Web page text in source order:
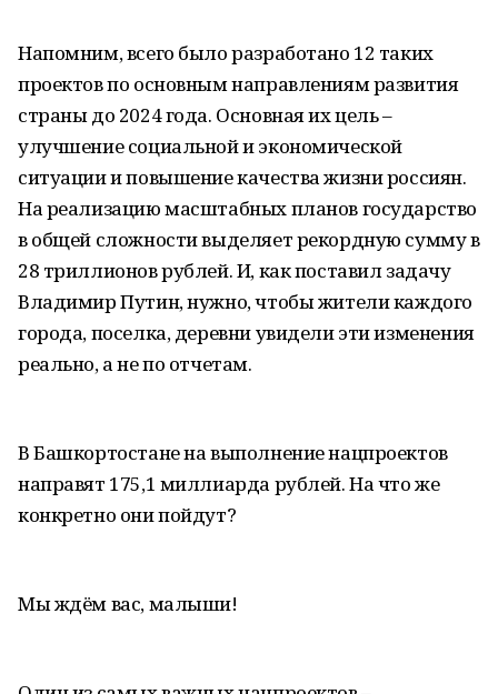
Напомним, всего было разработано 12 таких
проектов по основным направлениям развития
страны до 2024 года. Основная их цель –
улучшение социальной и экономической
ситуации и повышение качества жизни россиян.
На реализацию масштабных планов государство
в общей сложности выделяет рекордную сумму в
28 триллионов рублей. И, как поставил задачу
Владимир Путин, нужно, чтобы жители каждого
города, поселка, деревни увидели эти изменения
реально, а не по отчетам.
В Башкортостане на выполнение нацпроектов
направят 175,1 миллиарда рублей. На что же
конкретно они пойдут?
Мы ждём вас, малыши!